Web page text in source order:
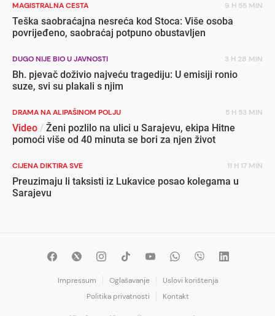
MAGISTRALNA CESTA 9 H 55 MIN
Teška saobraćajna nesreća kod Stoca: Više osoba
povrijeđeno, saobraćaj potpuno obustavljen
DUGO NIJE BIO U JAVNOSTI 3 H 28 MIN
Bh. pjevač doživio najveću tragediju: U emisiji ronio
suze, svi su plakali s njim
DRAMA NA ALIPAŠINOM POLJU 5 H 53 MIN
Video / Ženi pozlilo na ulici u Sarajevu, ekipa Hitne
pomoći više od 40 minuta se bori za njen život
CIJENA DIKTIRA SVE 11 H 17 MIN
Preuzimaju li taksisti iz Lukavice posao kolegama u
Sarajevu
Impressum Oglašavanje
Uslovi korištenja
Politika privatnosti
Kontakt